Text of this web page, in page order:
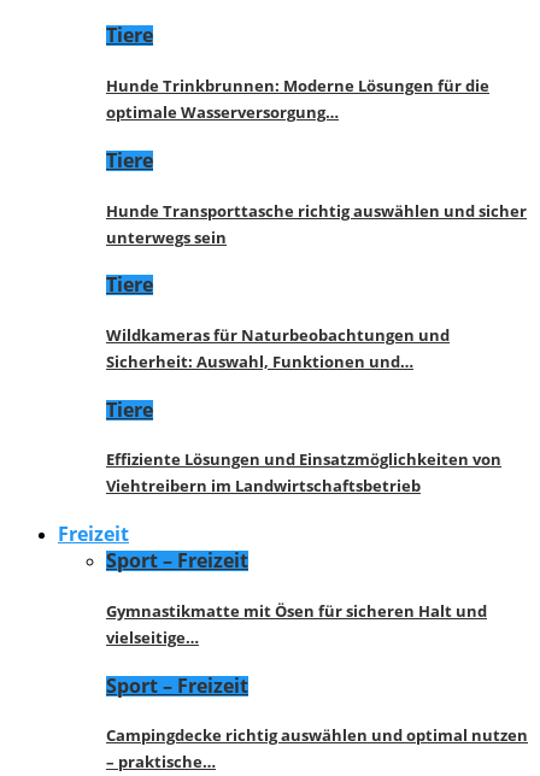
Tiere
Hunde Trinkbrunnen: Moderne Lösungen für die
optimale Wasserversorgung…
Tiere
Hunde Transporttasche richtig auswählen und sicher
unterwegs sein
Tiere
Wildkameras für Naturbeobachtungen und
Sicherheit: Auswahl, Funktionen und…
Tiere
Effiziente Lösungen und Einsatzmöglichkeiten von
Viehtreibern im Landwirtschaftsbetrieb
Freizeit
Sport – Freizeit
Gymnastikmatte mit Ösen für sicheren Halt und
vielseitige…
Sport – Freizeit
Campingdecke richtig auswählen und optimal nutzen
– praktische…